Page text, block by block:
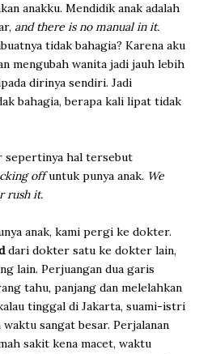
anakku. Mendidik anak adalah
and there is no manual in it.
tidak bahagia? Karena aku
mengubah wanita jadi jauh lebih
dirinya sendiri. Jadi
bahagia, berapa kali lipat tidak
sepertinya hal tersebut
offuntuk punya anak. We
rush it.
anak, kami pergi ke dokter.
dari dokter satu ke dokter lain,
lain. Perjuangan dua garis
tahu, panjang dan melelahkan
tinggal di Jakarta, suami-istri
sangat besar. Perjalanan
sakit kena macet, waktu